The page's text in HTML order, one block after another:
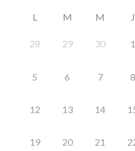
L M M J
28 29 30 1
5 6 7 8
12 13 14
19 20 21